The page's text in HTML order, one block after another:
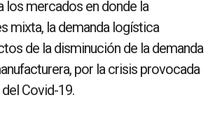
los mercados en donde la
mixta, la demanda logística
de la disminución de la demanda
por la crisis provocada
Covid-19.